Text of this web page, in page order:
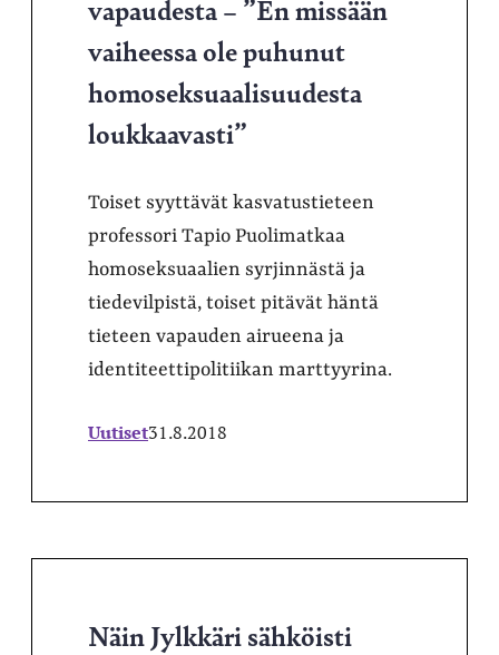
vapaudesta – ”En missään
vaiheessa ole puhunut
homoseksuaalisuudesta
loukkaavasti”
Toiset syyttävät kasvatustieteen
professori Tapio Puolimatkaa
homoseksuaalien syrjinnästä ja
tiedevilpistä, toiset pitävät häntä
tieteen vapauden airueena ja
identiteettipolitiikan marttyyrina.
Uutiset31.8.2018
Näin Jylkkäri sähköisti